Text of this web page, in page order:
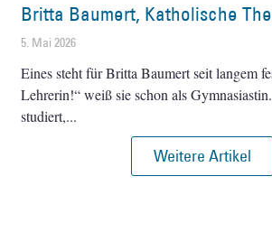
Britta Baumert, Katholische
5. Mai 2026
Eines steht für Britta Baumert seit langem
Lehrerin!“ weiß sie schon als
studiert,
Weitere Artikel